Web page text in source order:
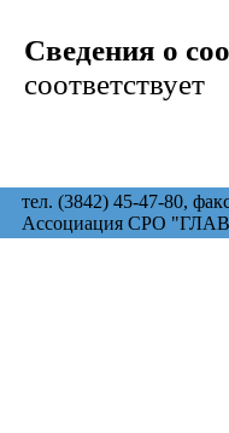
Сведения о
соответствует
тел. (3842) 45-47-80,
Ассоциация СРО